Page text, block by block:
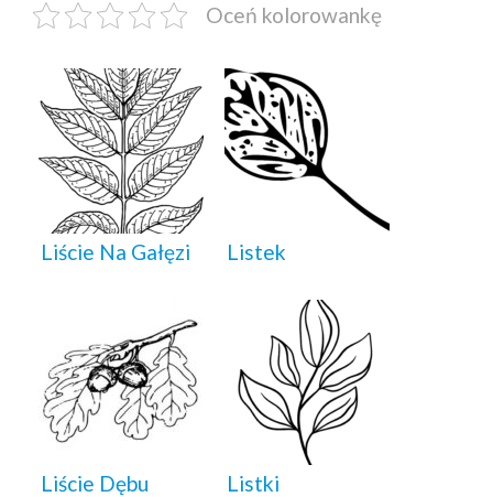
Oceń kolorowankę
Liście Na Gałęzi Listek
Liście Dębu Listki